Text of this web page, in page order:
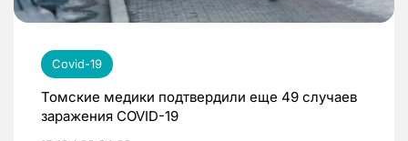
Covid-19
Томские медики подтвердили еще 49 случаев
заражения COVID-19